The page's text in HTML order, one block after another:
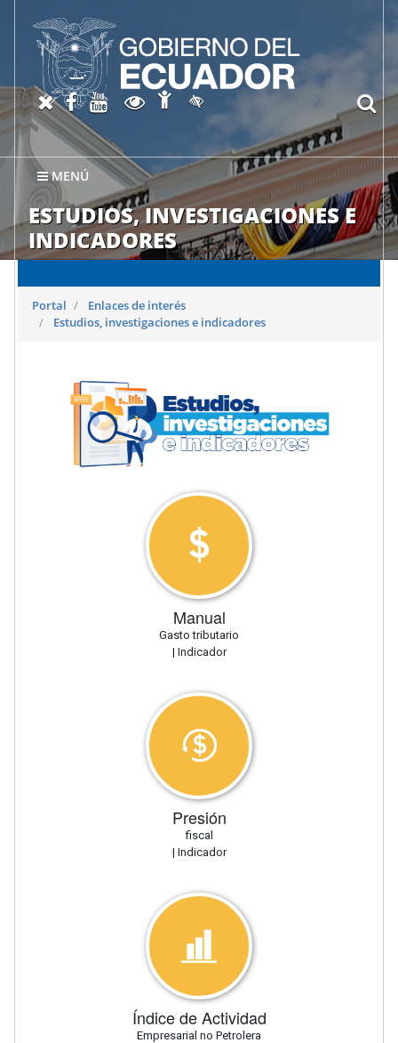
MENÚ
ESTUDIOS, INVESTIGACIONES E
INDICADORES
X oficial del SRI
Facebook oficial SRI
Canal del SRI en YouTube
Abrir página de
Abrir página de
Activar/quitar contraste
Portal
Enlaces de interés
Estudios, investigaciones e indicadores
Manual
Gasto tributario
| Indicador
Presión
fiscal
| Indicador
Índice de Actividad
Empresarial no Petrolera